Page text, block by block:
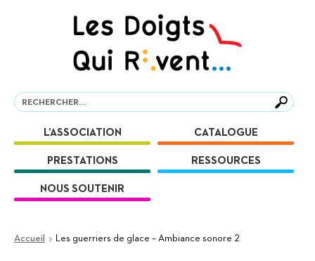
Recherche
Recherche
L’ASSOCIATION CATALOGUE
PRESTATIONS RESSOURCES
NOUS SOUTENIR
Accueil Les guerriers de glace – Ambiance sonore 2